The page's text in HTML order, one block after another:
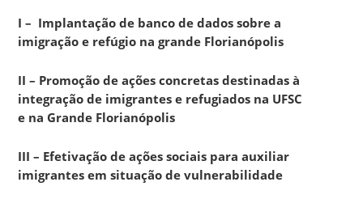
I – Implantação de banco de dados sobre a
imigração e refúgio na grande Florianópolis
II – Promoção de ações concretas destinadas à
integração de imigrantes e refugiados na UFSC
e na Grande Florianópolis
III – Efetivação de ações sociais para auxiliar
imigrantes em situação de vulnerabilidade